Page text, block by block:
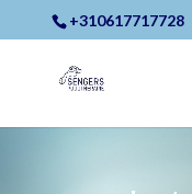
+310617717728